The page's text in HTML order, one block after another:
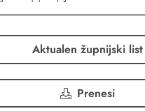
Aktualen župnijski list
Prenesi